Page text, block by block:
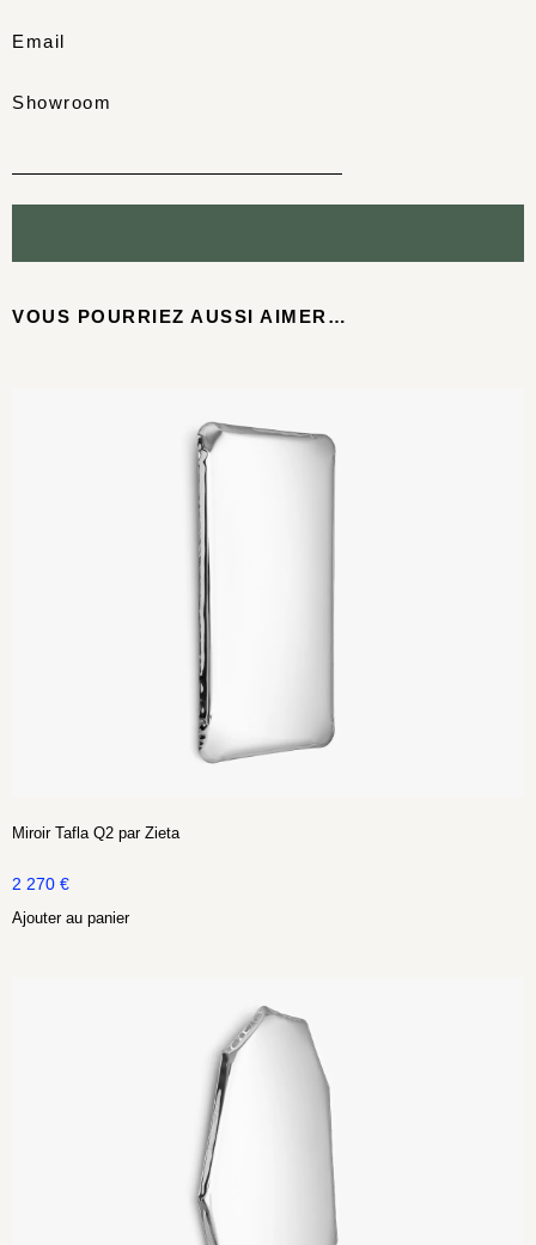
Email
Showroom
VOUS POURRIEZ AUSSI AIMER…
Miroir Tafla Q2 par Zieta
2 270 €
Ajouter au panier